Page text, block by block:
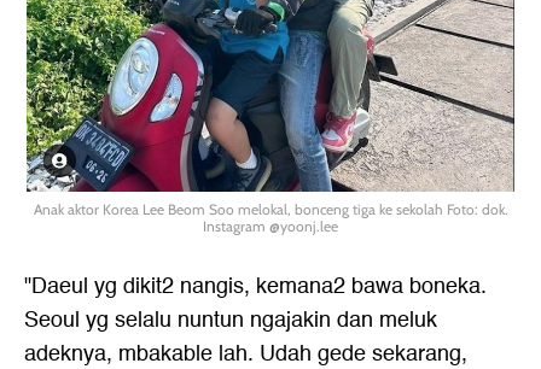
Anak aktor Korea Lee Beom Soo melokal, bonceng tiga ke sekolah Foto: dok.
Instagram @yoonj.lee
"Daeul yg dikit2 nangis, kemana2 bawa boneka.
Seoul yg selalu nuntun ngajakin dan meluk
adeknya, mbakable lah. Udah gede sekarang,